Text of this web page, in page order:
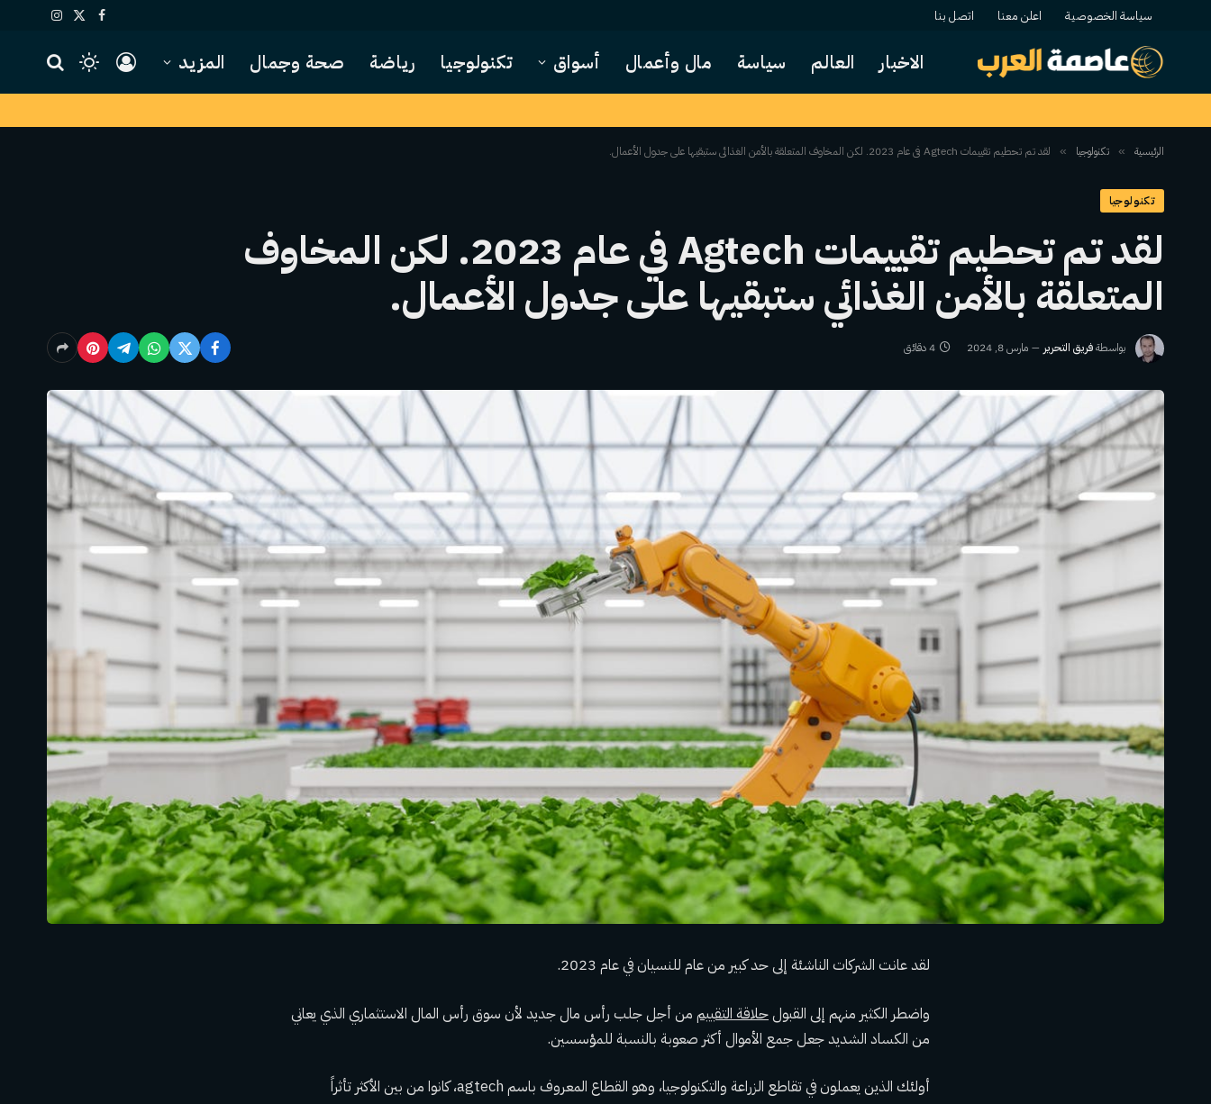
سياسة الخصوصية اعلن معنا اتصل بنا فيسبوك
X
الانستغرام
الاخبار العالم سياسة مال وأعمال أسواق تكنولوجيا رياضة صحة وجمال المزيد
الرئيسية » تكنولوجيا » لقد تم تحطيم تقييمات Agtech في عام 2023. لكن المخاوف المتعلقة بالأمن الغذائي ستبقيها على جدول الأعمال.
تكنولوجيا
لقد تم تحطيم تقييمات Agtech في عام 2023. لكن المخاوف
المتعلقة بالأمن الغذائي ستبقيها على جدول الأعمال.
بواسطةفريق التحرير مارس 8, 2024 4 دقائق
لقد عانت الشركات الناشئة إلى حد كبير من عام للنسيان في عام 2023.
واضطر الكثير منهم إلى القبولحلاقة التقييم من أجل جلب رأس مال جديد لأن سوق رأس المال الاستثماري الذي يعاني
من الكساد الشديد جعل جمع الأموال أكثر صعوبة بالنسبة للمؤسسين.
أولئك الذين يعملون في تقاطع الزراعة والتكنولوجيا، وهو القطاع المعروف باسم agtech، كانوا من بين الأكثر تأثراً